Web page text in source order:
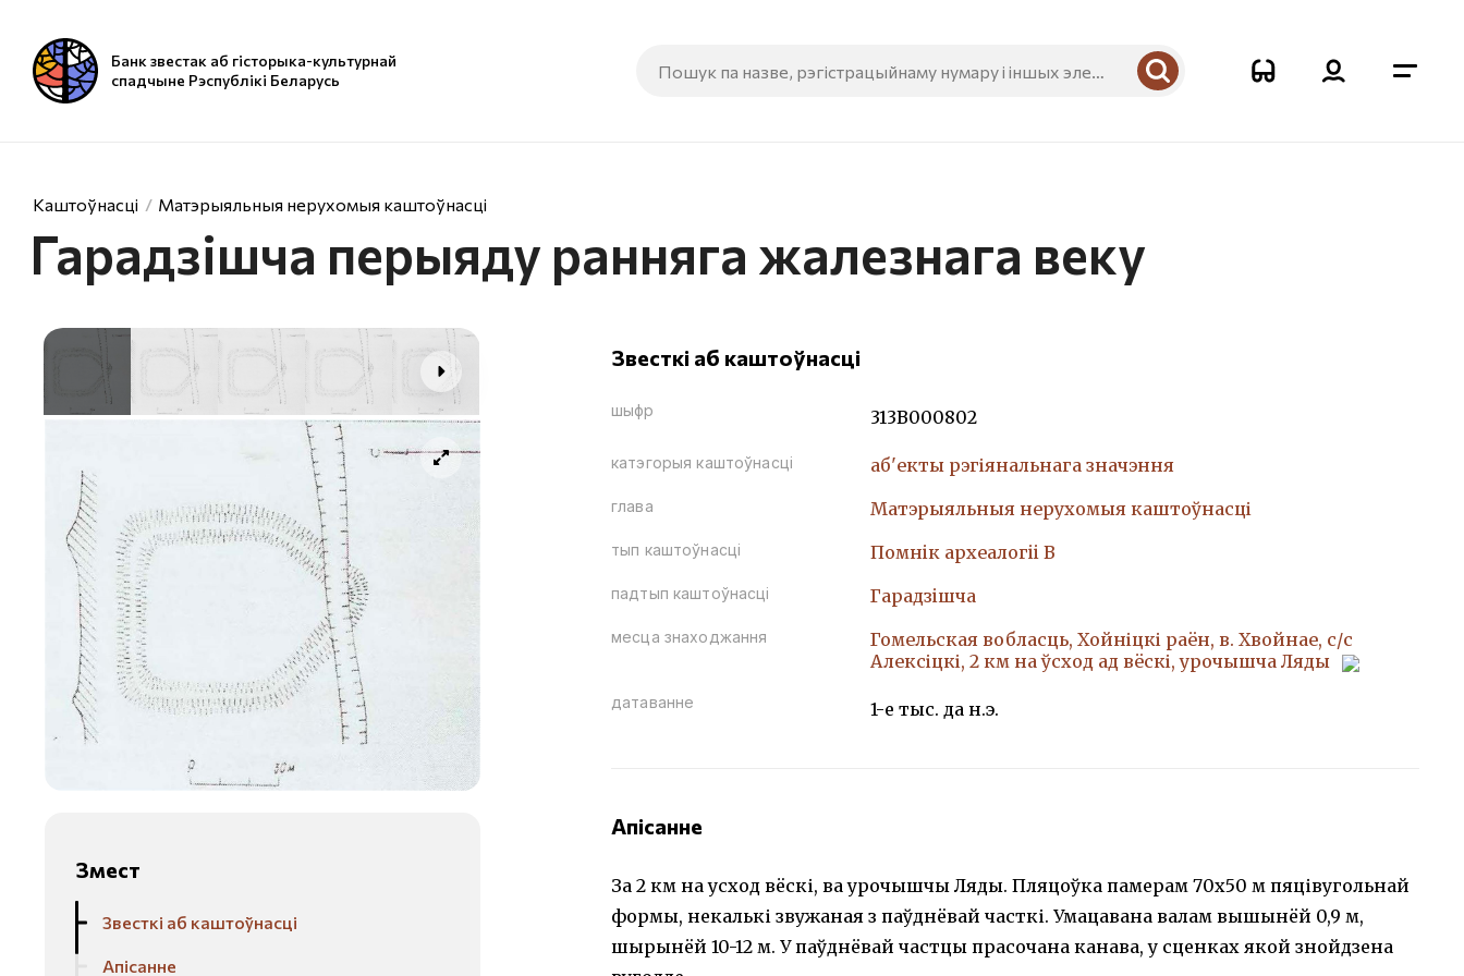
Банк звестак аб гісторыка-культурнай
спадчыне Рэспублікі Беларусь
Каштоўнасці Матэрыяльныя нерухомыя каштоўнасці
Гарадзiшча перыяду ранняга жалезнага веку
Змест
Звесткі аб каштоўнасці
Апісанне
Звесткі аб каштоўнасці
шыфр 313В000802
катэгорыя каштоўнасці аб'екты рэгіянальнага значэння
глава Матэрыяльныя нерухомыя каштоўнасці
тып каштоўнасці Помнiк археалогii В
падтып каштоўнасці Гарадзiшча
месца знаходжання
Гомельская вобласць, Хойніцкі раён, в. Хвойнае, с/с
Алексіцкі, 2 км на ўсход ад вёскі, урочышча Ляды
датаванне 1-е тыс. да н.э.
Апісанне
За 2 км на усход вёскі, ва урочышчы Ляды. Пляцоўка памерам 70х50 м пяцівугольнай
формы, некалькі звужаная з паўднёвай часткі. Умацавана валам вышынёй 0,9 м,
шырынёй 10-12 м. У паўднёвай частцы прасочана канава, у сценках якой знойдзена